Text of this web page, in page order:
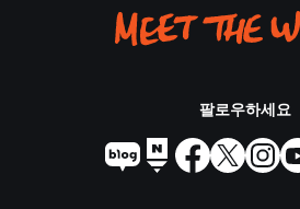
팔로우하세요